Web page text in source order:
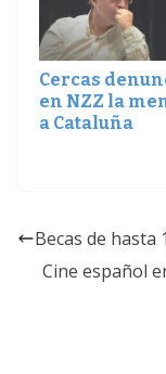
Cercas
en NZZ la
a Cataluña
Becas de hasta
Cine español